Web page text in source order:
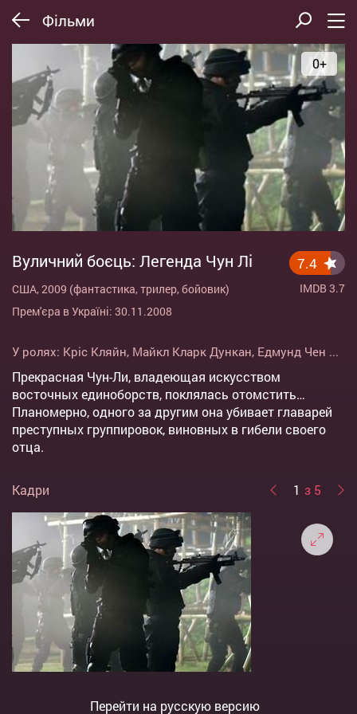
Фільми
0+
Вуличний боєць: Легенда Чун Лі
США, 2009 (фантастика, трилер, бойовик)
Прем'єра в Україні: 30.11.2008
7.4
IMDB 3.7
У ролях: Кріс Кляйн, Майкл Кларк Дункан, Едмунд Чен ...
Прекрасная Чун-Ли, владеющая искусством
восточных единоборств, поклялась отомстить…
Планомерно, одного за другим она убивает главарей
преступных группировок, виновных в гибели своего
отца.
Кадри 1 з 5
Перейти на русскую версию